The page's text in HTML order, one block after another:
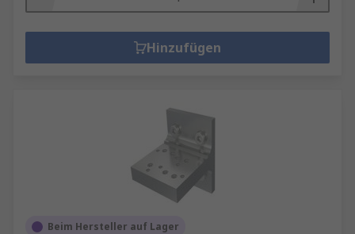
Hinzufügen
Beim Hersteller auf Lager